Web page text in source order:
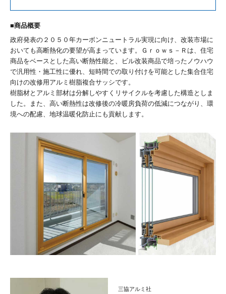
商品概要
政府発表の２０５０年カーボンニュートラル実現に向け、改装市場に
おいても高断熱化の要望が高まっています。Ｇｒｏｗｓ－Ｒは、住宅
商品をベースとした高い断熱性能と、ビル改装商品で培ったノウハウ
で汎用性・施工性に優れ、短時間での取り付けを可能とした集合住宅
向けの改修用アルミ樹脂複合サッシです。
樹脂材とアルミ部材は分解しやすくリサイクルを考慮した構造としま
した。また、高い断熱性は改修後の冷暖房負荷の低減につながり、環
境への配慮、地球温暖化防止にも貢献します。
三協アルミ社